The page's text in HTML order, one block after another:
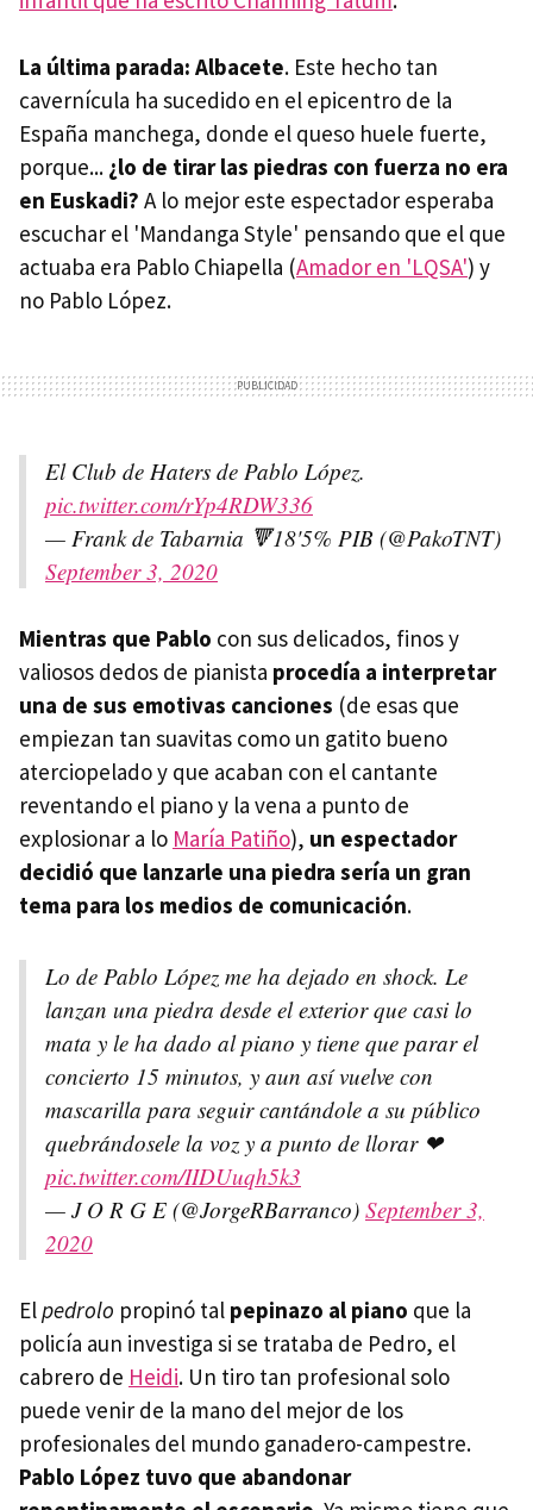
La última parada: Albacete. Este hecho tan
cavernícula ha sucedido en el epicentro de la
España manchega, donde el queso huele fuerte,
porque... ¿lo de tirar las piedras con fuerza no era
en Euskadi? A lo mejor este espectador esperaba
escuchar el 'Mandanga Style' pensando que el que
actuaba era Pablo Chiapella (Amador en 'LQSA') y
no Pablo López.
El Club de Haters de Pablo López.
pic.twitter.com/rYp4RDW336
— Frank de Tabarnia 🔻18'5% PIB (@PakoTNT)
September 3, 2020
Mientras que Pablo con sus delicados, finos y
valiosos dedos de pianista procedía a interpretar
una de sus emotivas canciones (de esas que
empiezan tan suavitas como un gatito bueno
aterciopelado y que acaban con el cantante
reventando el piano y la vena a punto de
explosionar a lo María Patiño), un espectador
decidió que lanzarle una piedra sería un gran
tema para los medios de comunicación.
Lo de Pablo López me ha dejado en shock. Le
lanzan una piedra desde el exterior que casi lo
mata y le ha dado al piano y tiene que parar el
concierto 15 minutos, y aun así vuelve con
mascarilla para seguir cantándole a su público
quebrándosele la voz y a punto de llorar ❤
pic.twitter.com/IIDUuqh5k3
— J O R G E (@JorgeRBarranco) September 3,
2020
Elpedrolo propinó tal pepinazo al piano que la
policía aun investiga si se trataba de Pedro, el
cabrero de Heidi. Un tiro tan profesional solo
puede venir de la mano del mejor de los
profesionales del mundo ganadero-campestre.
Pablo López tuvo que abandonar